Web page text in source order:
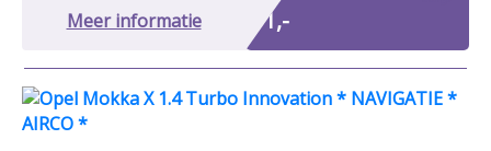
Meer informatie € 1,-